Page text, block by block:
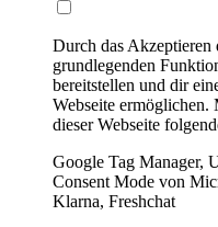
Durch das
grundlegenden
bereitstellen und dir
Webseite
dieser Webseite
Google Tag Manager,
Consent Mode von
Klarna, Freshchat